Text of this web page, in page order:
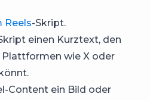
Reels-Skript.
einen Kurztext, den
wie X oder
Content ein Bild oder